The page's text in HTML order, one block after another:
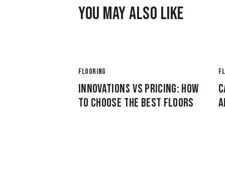
YOU MAY ALSO LIKE
FLOORING
INNOVATIONS VS PRICING: HOW
TO CHOOSE THE BEST FLOORS